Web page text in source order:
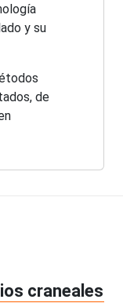
y su
de
craneales